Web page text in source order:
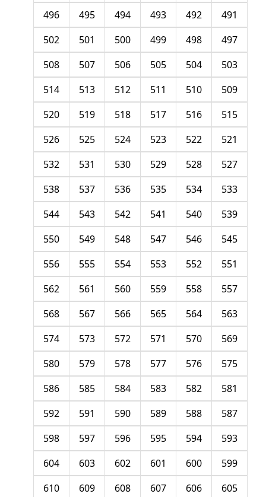
491
492
493
494
495
496
497
498
499
500
501
502
503
504
505
506
507
508
509
510
511
512
513
514
515
516
517
518
519
520
521
522
523
524
525
526
527
528
529
530
531
532
533
534
535
536
537
538
539
540
541
542
543
544
545
546
547
548
549
550
551
552
553
554
555
556
557
558
559
560
561
562
563
564
565
566
567
568
569
570
571
572
573
574
575
576
577
578
579
580
581
582
583
584
585
586
587
588
589
590
591
592
593
594
595
596
597
598
599
600
601
602
603
604
605
606
607
608
609
610